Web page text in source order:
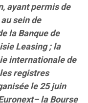
ayant permis de
sein de
la Banque de
Leasing ; la
internationale de
registres
le 25 juin
la Bourse